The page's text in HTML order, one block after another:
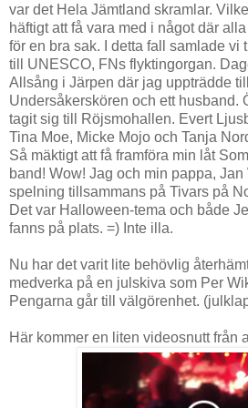
var det Hela Jämtland skramlar.
häftigt att få vara med i något där
för en bra sak. I detta fall samlade vi
till UNESCO, FNs flyktingorgan.
Allsång i Järpen där jag uppträdde
Undersåkerskören och ett husband.
tagit sig till Röjsmohallen. Evert
Tina Moe, Micke Mojo och Tanja
Så mäktigt att få framföra min låt
band! Wow! Jag och min pappa,
spelning tillsammans på Tivars på
Det var Halloween-tema och både
fanns på plats. =) Inte illa.
Nu har det varit lite behövlig
medverka på en julskiva som Per
Pengarna går till välgörenhet.
Här kommer en liten videosnutt från